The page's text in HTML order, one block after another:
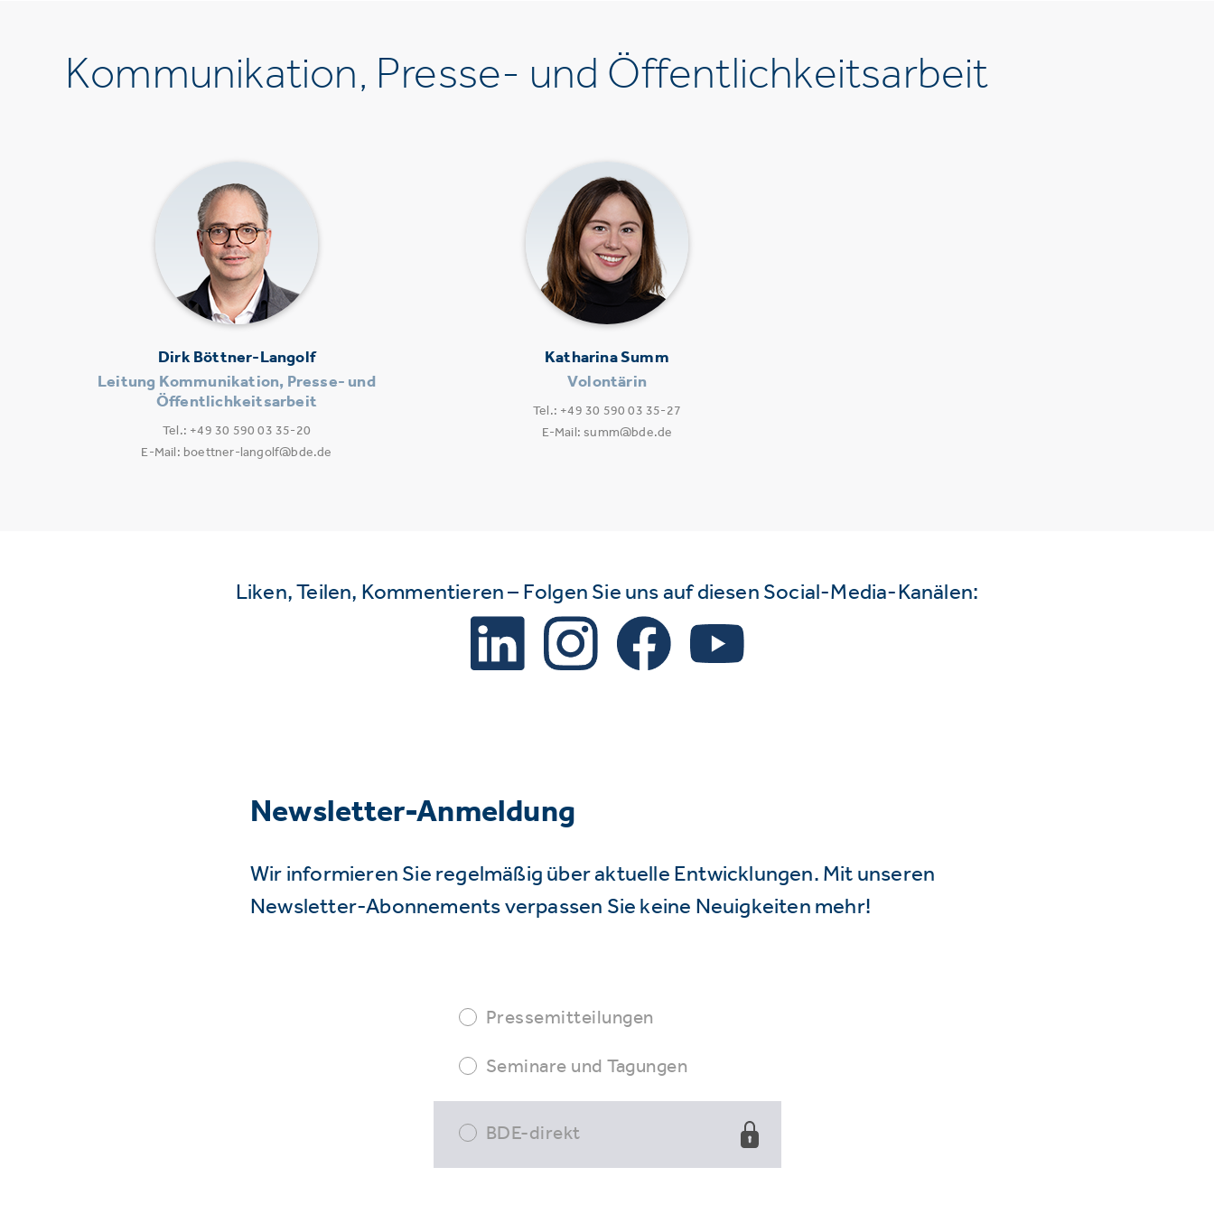
Kommunikation, Presse- und Öffentlichkeitsarbeit
Dirk Böttner-Langolf
Leitung Kommunikation, Presse- und
Öffentlichkeitsarbeit
Tel.: +49 30 590 03 35-20
E-Mail: boettner-langolf@bde.de
Katharina Summ
Volontärin
Tel.: +49 30 590 03 35-27
E-Mail: summ@bde.de
Liken, Teilen, Kommentieren – Folgen Sie uns auf diesen Social-Media-Kanälen:
Newsletter-Anmeldung
Wir informieren Sie regelmäßig über aktuelle Entwicklungen. Mit unseren
Newsletter-Abonnements verpassen Sie keine Neuigkeiten mehr!
Pressemitteilungen
Seminare und Tagungen
BDE-direkt